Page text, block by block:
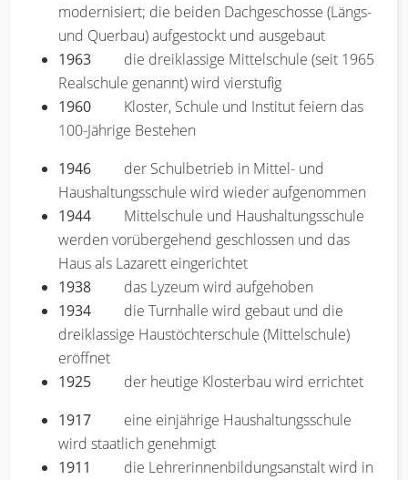
modernisiert; die beiden Dachgeschosse (Längs-
und Querbau) aufgestockt und ausgebaut
1963 die dreiklassige Mittelschule (seit 1965
Realschule genannt) wird vierstufig
1960 Kloster, Schule und Institut feiern das
100-Jährige Bestehen
1946 der Schulbetrieb in Mittel- und
Haushaltungsschule wird wieder aufgenommen
1944 Mittelschule und Haushaltungsschule
werden vorübergehend geschlossen und das
Haus als Lazarett eingerichtet
1938 das Lyzeum wird aufgehoben
1934 die Turnhalle wird gebaut und die
dreiklassige Haustöchterschule (Mittelschule)
eröffnet
1925 der heutige Klosterbau wird errichtet
1917 eine einjährige Haushaltungsschule
wird staatlich genehmigt
1911 die Lehrerinnenbildungsanstalt wird in